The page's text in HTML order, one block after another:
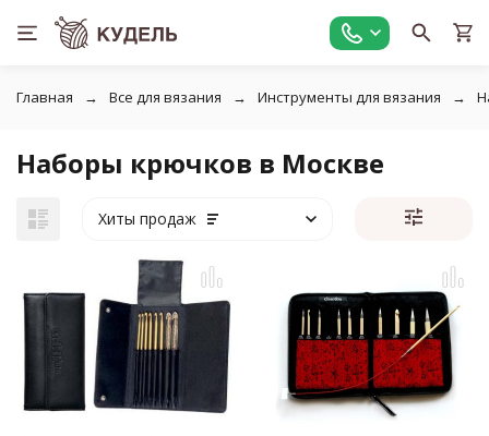
Главная Все для вязания Инструменты для вязания
Наборы крючков в Москве
Хиты продаж